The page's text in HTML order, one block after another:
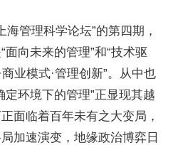
海管理科学论坛”的第四期，
向未来的管理”和“技术驱
业模式·管理创新”。从中也
定环境下的管理”正显现其越
面临着百年未有之大变局，
加速演变，地缘政治博弈日